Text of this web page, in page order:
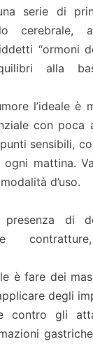
serie di
cerebrale,
“ormoni
alla
l’ideale è
con poca
sensibili,
mattina.
d’uso.
di
è fare dei
degli
contro gli